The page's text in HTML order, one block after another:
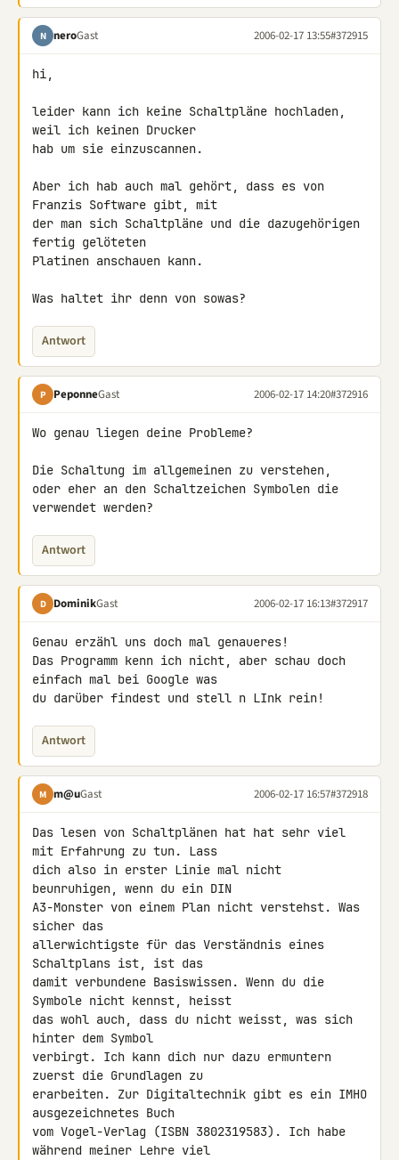
N neroGast 2006-02-17 13:55#372915
hi,
leider kann ich keine Schaltpläne hochladen,
weil ich keinen Drucker
hab um sie einzuscannen.
Aber ich hab auch mal gehört, dass es von
Franzis Software gibt, mit
der man sich Schaltpläne und die dazugehörigen
fertig gelöteten
Platinen anschauen kann.
Was haltet ihr denn von sowas?
Antwort
P PeponneGast 2006-02-17 14:20#372916
Wo genau liegen deine Probleme?
Die Schaltung im allgemeinen zu verstehen,
oder eher an den Schaltzeichen Symbolen die
verwendet werden?
Antwort
D DominikGast 2006-02-17 16:13#372917
Genau erzähl uns doch mal genaueres!
Das Programm kenn ich nicht, aber schau doch
einfach mal bei Google was
du darüber findest und stell n LInk rein!
Antwort
M m@uGast 2006-02-17 16:57#372918
Das lesen von Schaltplänen hat hat sehr viel
mit Erfahrung zu tun. Lass
dich also in erster Linie mal nicht
beunruhigen, wenn du ein DIN
A3-Monster von einem Plan nicht verstehst. Was
sicher das
allerwichtigste für das Verständnis eines
Schaltplans ist, ist das
damit verbundene Basiswissen. Wenn du die
Symbole nicht kennst, heisst
das wohl auch, dass du nicht weisst, was sich
hinter dem Symbol
verbirgt. Ich kann dich nur dazu ermuntern
zuerst die Grundlagen zu
erarbeiten. Zur Digitaltechnik gibt es ein IMHO
ausgezeichnetes Buch
vom Vogel-Verlag (ISBN 3802319583). Ich habe
während meiner Lehre viel